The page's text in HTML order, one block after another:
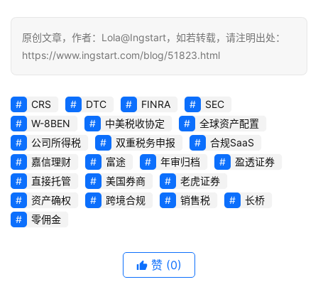
原创文章，作者：Lola@Ingstart，如若转载，请注明出处：
https://www.ingstart.com/blog/51823.html
CRS DTC FINRA
SEC
W-8BEN
中美税收协定
全球资产配置
公司所得税
双重税务申报
合规SaaS
嘉信理财
富途 年审归档
盈透证券
直接托管
美国券商
老虎证券
资产确权
跨境合规 销售税
长桥
零佣金
赞 (0)